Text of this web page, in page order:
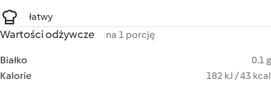
łatwy
Wartości odżywcze na 1 porcję
Białko
0.1 g
Kalorie
182 kJ / 43 kcal